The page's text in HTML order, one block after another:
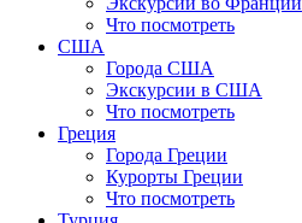
Что посмотреть
США
Города США
Экскурсии в США
Что посмотреть
Греция
Города Греции
Курорты Греции
Что посмотреть